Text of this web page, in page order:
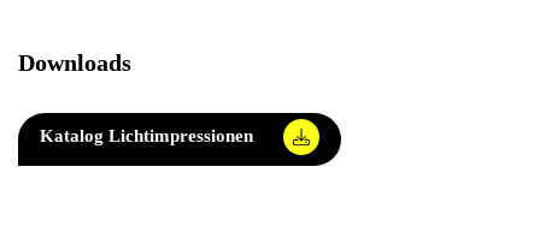
Downloads
Katalog Lichtimpressionen